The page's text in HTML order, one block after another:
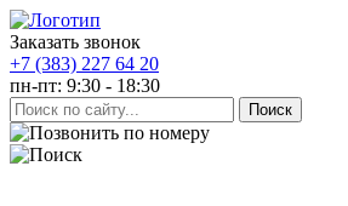
Заказать звонок
+7 (383) 227 64 20
пн-пт: 9:30 - 18:30